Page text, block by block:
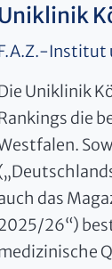
Institut
Uniklinik
die
das
26“)